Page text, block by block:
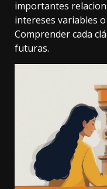
importantes
intereses variables
Comprender cada
futuras.